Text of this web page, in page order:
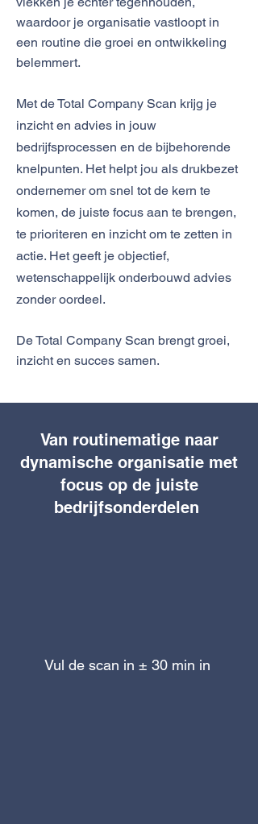
waardoor je organisatie vastloopt in
een routine die groei en ontwikkeling
belemmert.
Met de Total Company Scan krijg je
inzicht en advies in jouw
bedrijfsprocessen en de bijbehorende
knelpunten. Het helpt jou als drukbezet
ondernemer om snel tot de kern te
komen, de juiste focus aan te brengen,
te prioriteren en inzicht om te zetten in
actie. Het geeft je objectief,
wetenschappelijk onderbouwd advies
zonder oordeel.
De Total Company Scan brengt groei,
inzicht en succes samen.
Van routinematige naar
dynamische organisatie met
focus op de juiste
bedrijfsonderdelen
Vul de scan in ± 30 min in